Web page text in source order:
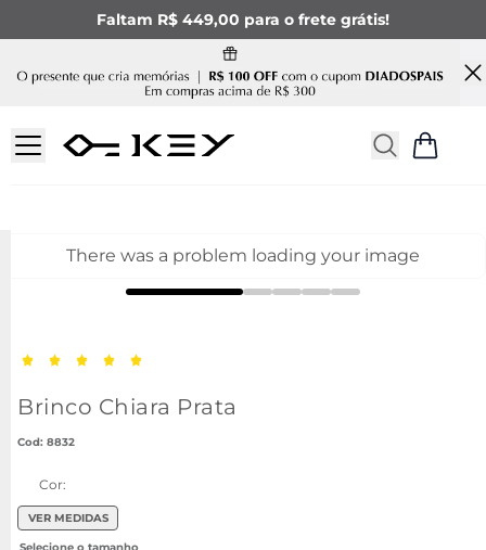
Faltam R$ 449,00 para o frete grátis!
There was a problem loading your image
Brinco Chiara Prata
: 8832
Cor:
VER MEDIDAS